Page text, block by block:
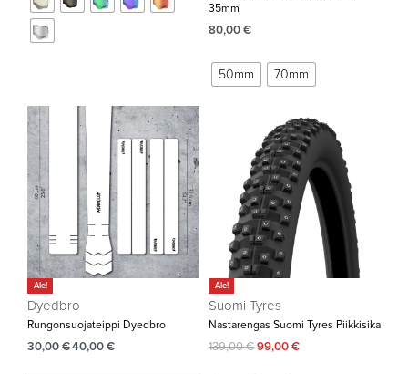
35mm‌
80,00€
50mm 70mm
Ale!
Dyedbro
Rungonsuojateippi Dyedbro
30,00€40,00€
Ale!
Suomi Tyres
Nastarengas Suomi Tyres Piikkisika
139,00€99,00€